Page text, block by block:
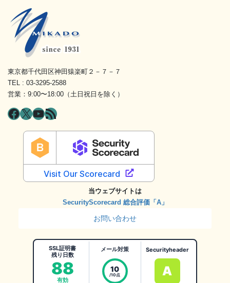
東京都千代田区神田猿楽町２－７－７
TEL : 03-3295-2588
営業：9:00〜18:00（土日祝日を除く）
Facebook
X YouTube
RSS フィード
当ウェブサイトは
SecurityScorecard 総合評価「A」
お問い合わせ
SSL証明書
残り日数
88
有効
メール対策
10
/10点
Securityheader
A